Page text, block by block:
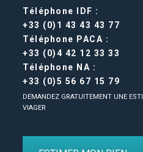
Téléphone IDF :
+33 (0)1 43 43 43 77
Téléphone PACA :
+33 (0)4 42 12 33 33
Téléphone NA :
+33 (0)5 56 67 15 79
DEMANDEZ GRATUITEMENT UNE
VIAGER